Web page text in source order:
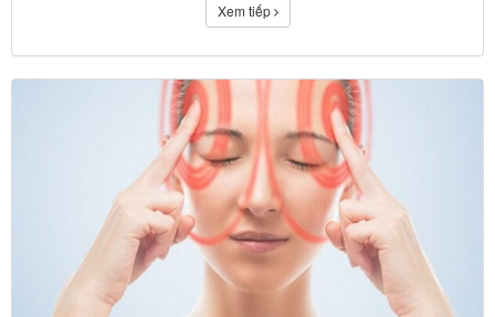
Xem tiếp